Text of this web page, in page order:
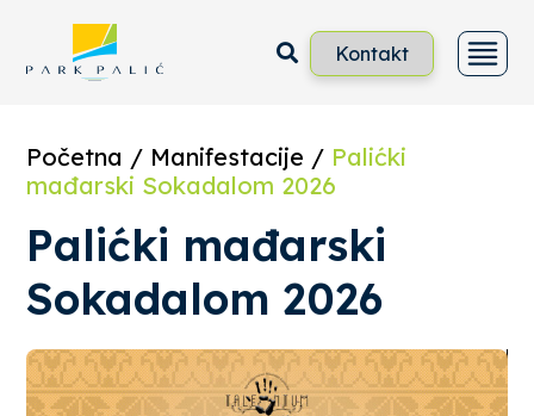
Kontakt
Početna / Manifestacije / Palićki
mađarski Sokadalom 2026
Palićki mađarski
Sokadalom 2026